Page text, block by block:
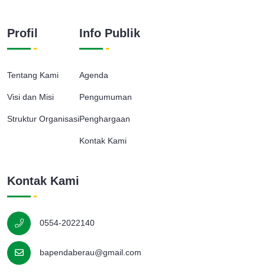
Profil
Tentang Kami
Visi dan Misi
Struktur Organisasi
Info Publik
Agenda
Pengumuman
Penghargaan
Kontak Kami
Kontak Kami
0554-2022140
bapendaberau@gmail.com